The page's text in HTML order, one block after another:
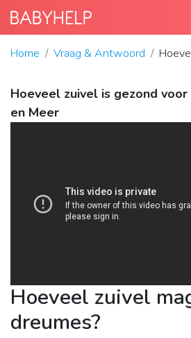
Home Vraag & Antwoord
Hoeveel zuivel is gezond
en Meer
Hoeveel zuivel
dreumes?